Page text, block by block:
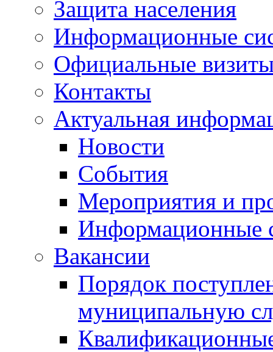
Защита населения
Информационные
Официальные
Контакты
Актуальная
Новости
События
Мероприятия и
Информационные
Вакансии
Порядок
муниципальную